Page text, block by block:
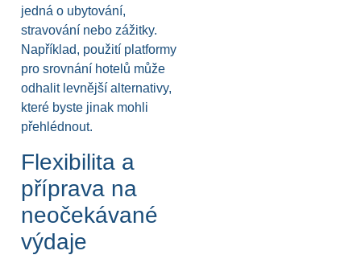
jedná o ubytování,
stravování nebo zážitky.
Například, použití platformy
pro srovnání hotelů může
odhalit levnější alternativy,
které byste jinak mohli
přehlédnout.
Flexibilita a
příprava na
neočekávané
výdaje